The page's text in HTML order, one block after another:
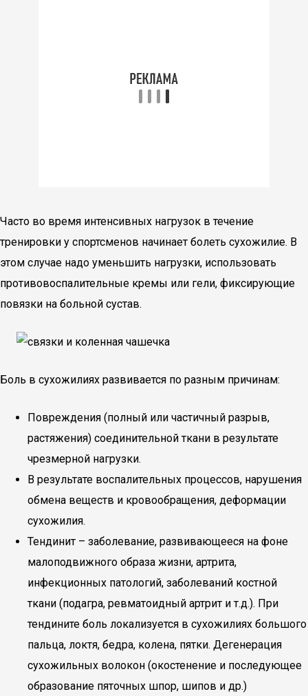
Часто во время интенсивных нагрузок в течение
тренировки у спортсменов начинает болеть сухожилие. В
этом случае надо уменьшить нагрузки, использовать
противовоспалительные кремы или гели, фиксирующие
повязки на больной сустав.
Боль в сухожилиях развивается по разным причинам:
Повреждения (полный или частичный разрыв,
растяжения) соединительной ткани в результате
чрезмерной нагрузки.
В результате воспалительных процессов, нарушения
обмена веществ и кровообращения, деформации
сухожилия.
Тендинит – заболевание, развивающееся на фоне
малоподвижного образа жизни, артрита,
инфекционных патологий, заболеваний костной
ткани (подагра, ревматоидный артрит и т.д.). При
тендините боль локализуется в сухожилиях большого
пальца, локтя, бедра, колена, пятки. Дегенерация
сухожильных волокон (окостенение и последующее
образование пяточных шпор, шипов и др.)